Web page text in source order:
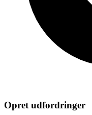
Opret udfordringer